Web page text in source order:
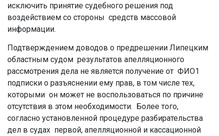
исключить принятие судебного решения под
воздействием со стороны средств массовой
информации.
Подтверждением доводов о предрешении Липецким
областным судом результатов апелляционного
рассмотрения дела не является получение от ФИО1
подписки о разъяснении ему прав, в том числе тех,
которыми он может не воспользоваться по причине
отсутствия в этом необходимости. Более того,
согласно установленной процедуре разбирательства
дел в судах первой, апелляционной и кассационной